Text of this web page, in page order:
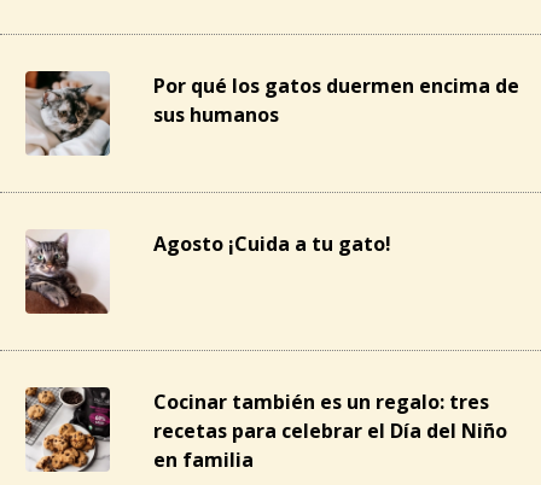
Por qué los gatos duermen encima de
sus humanos
Agosto ¡Cuida a tu gato!
Cocinar también es un regalo: tres
recetas para celebrar el Día del Niño
en familia